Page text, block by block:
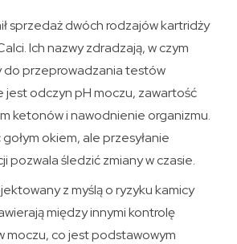
sprzedaż dwóch rodzajów kartridży
Ich nazwy zdradzają, w czym
do przeprowadzania testów
jest odczyn pH moczu, zawartość
ketonów i nawodnienie organizmu.
okiem, ale przesyłanie
pozwala śledzić zmiany w czasie.
z myślą o ryzyku kamicy
między innymi kontrolę
moczu, co jest podstawowym